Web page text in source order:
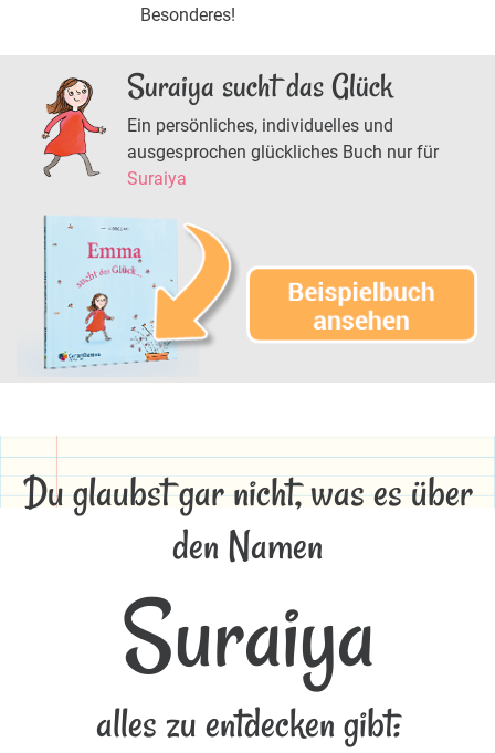
Besonderes!
Suraiya sucht das Glück
Ein persönliches, individuelles und
ausgesprochen glückliches Buch nur für
Suraiya
Du glaubst gar nicht, was es über
den Namen
Suraiya
alles zu entdecken gibt: